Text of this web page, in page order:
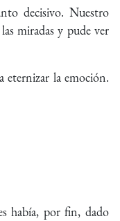
decisivo. Nuestro
miradas y pude ver
eternizar la emoción.
había, por fin, dado